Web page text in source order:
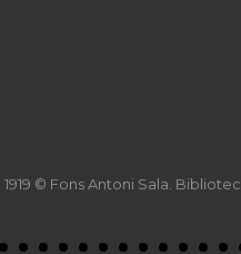
© Fons Antoni Sala.